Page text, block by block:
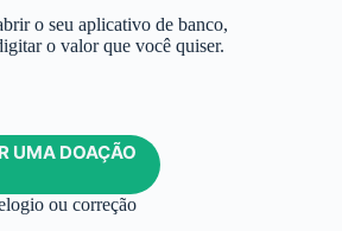
o seu aplicativo de banco,
o valor que você quiser.
UMA DOAÇÃO
ou correção